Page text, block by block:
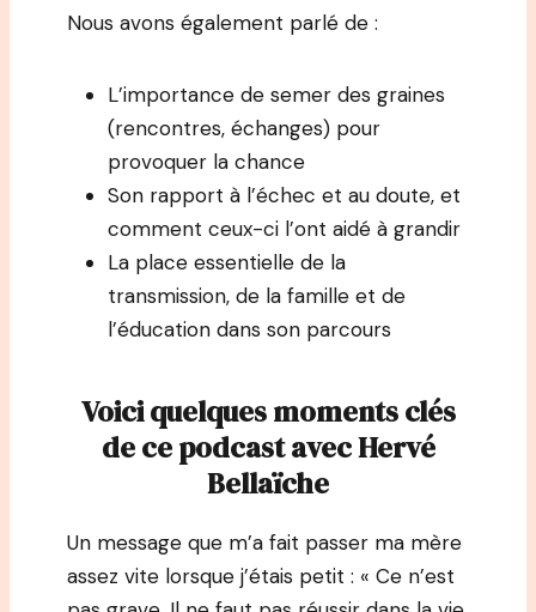
Nous avons également parlé de :
L’importance de semer des graines
(rencontres, échanges) pour
provoquer la chance
Son rapport à l’échec et au doute, et
comment ceux-ci l’ont aidé à grandir
La place essentielle de la
transmission, de la famille et de
l’éducation dans son parcours
Voici quelques moments clés
de ce podcast avecHervé
Bellaïche
Un message que m’a fait passer ma mère
assez vite lorsque j’étais petit : « Ce n’est